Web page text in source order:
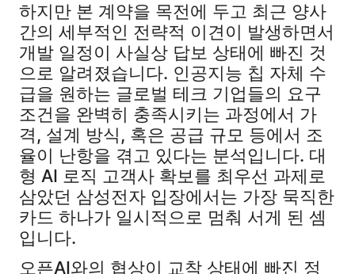
하지만 본 계약을 목전에 두고 최근 양사
간의 세부적인 전략적 이견이 발생하면서
개발 일정이 사실상 답보 상태에 빠진 것
으로 알려졌습니다. 인공지능 칩 자체 수
급을 원하는 글로벌 테크 기업들의 요구
조건을 완벽히 충족시키는 과정에서 가
격, 설계 방식, 혹은 공급 규모 등에서 조
율이 난항을 겪고 있다는 분석입니다. 대
형 AI 로직 고객사 확보를 최우선 과제로
삼았던 삼성전자 입장에서는 가장 묵직한
카드 하나가 일시적으로 멈춰 서게 된 셈
입니다.
오픈AI와의 협상이 교착 상태에 빠진 정